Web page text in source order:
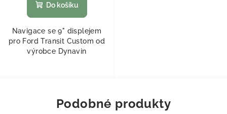
Do košíku
Navigace se 9" displejem
pro Ford Transit Custom od
výrobce Dynavin
Podobné produkty